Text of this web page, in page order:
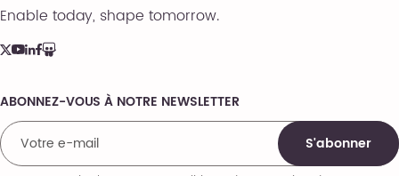
Enable today, shape tomorrow.
Comments
ABONNEZ-VOUS À NOTRE NEWSLETTER
S'abonner